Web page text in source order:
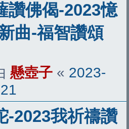
讚佛偈-2023憶
曲-福智讚頌
懸壺子 « 2023-
-2023我祈禱讚